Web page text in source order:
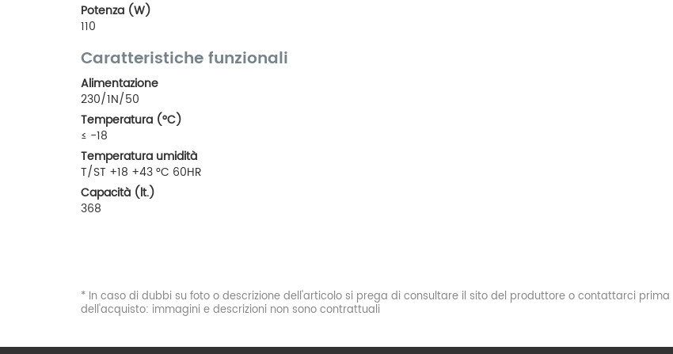
Potenza (W)
110
Caratteristiche funzionali
Alimentazione
230/1N/50
Temperatura (°C)
≤ -18
Temperatura umidità
T/ST +18 +43 °C 60HR
Capacità (lt.)
368
* In caso di dubbi su foto o descrizione dell'articolo si prega di consultare il sito del produttore o contattarci prima
dell'acquisto: immagini e descrizioni non sono contrattuali